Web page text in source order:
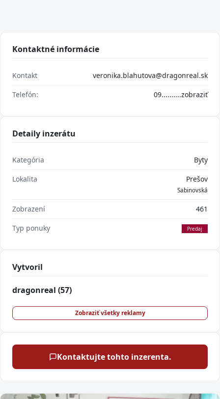
Kontaktné informácie
Kontakt veronika.blahutova@dragonreal.sk
Telefón: 09..........zobraziť
Detaily inzerátu
Kategória Byty
Lokalita Prešov
Sabinovská
Zobrazení 461
Typ ponuky Predaj
Vytvoril
dragonreal (57)
Zobraziť všetky reklamy
Kontaktujte tohto inzerenta.